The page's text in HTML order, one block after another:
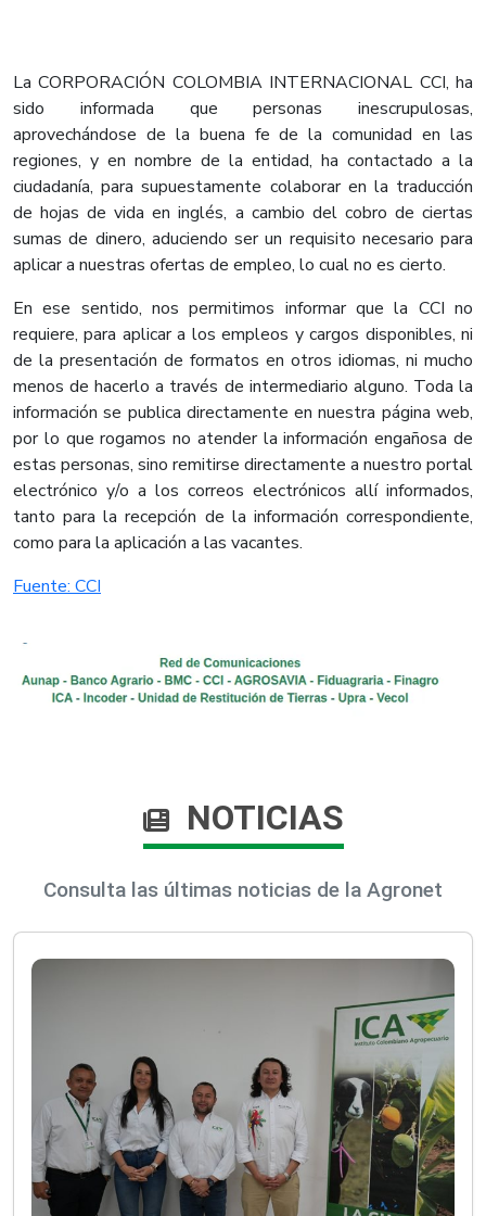
La CORPORACIÓN COLOMBIA INTERNACIONAL CCI, ha
sido informada que personas inescrupulosas,
aprovechándose de la buena fe de la comunidad en las
regiones, y en nombre de la entidad, ha contactado a la
ciudadanía, para supuestamente colaborar en la traducción
de hojas de vida en inglés, a cambio del cobro de ciertas
sumas de dinero, aduciendo ser un requisito necesario para
aplicar a nuestras ofertas de empleo, lo cual no es cierto.
En ese sentido, nos permitimos informar que la CCI no
requiere, para aplicar a los empleos y cargos disponibles, ni
de la presentación de formatos en otros idiomas, ni mucho
menos de hacerlo a través de intermediario alguno. Toda la
información se publica directamente en nuestra página web,
por lo que rogamos no atender la información engañosa de
estas personas, sino remitirse directamente a nuestro portal
electrónico y/o a los correos electrónicos allí informados,
tanto para la recepción de la información correspondiente,
como para la aplicación a las vacantes.​
Fuente: CCI​
NOTICIAS
Consulta las últimas noticias de la Agronet